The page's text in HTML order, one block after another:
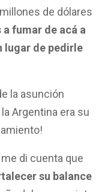
de dólares
a fumar de acá a
lugar de pedirle
la asunción
Argentina era su
di cuenta que
su balance